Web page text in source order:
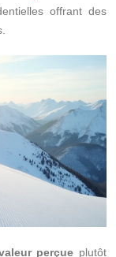
offrant des
perçue plutôt